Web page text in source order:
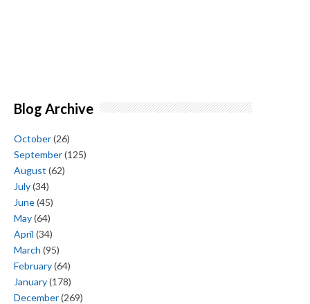
Blog Archive
October(26)
September(125)
August (62)
July(34)
June(45)
May(64)
April (34)
March (95)
February(64)
January(178)
December(269)